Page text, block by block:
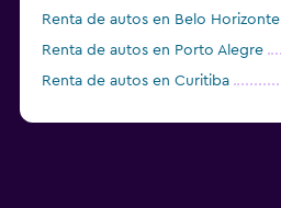
Renta de autos en Belo Horizonte
Renta de autos en Porto Alegre
Renta de autos en Curitiba